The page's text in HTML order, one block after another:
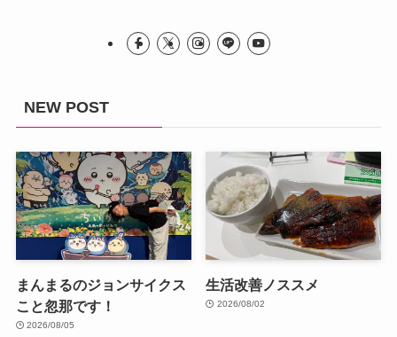
NEW POST
まんまるのジョンサイクス
こと忽那です！
2026/08/05
生活改善ノススメ
2026/08/02